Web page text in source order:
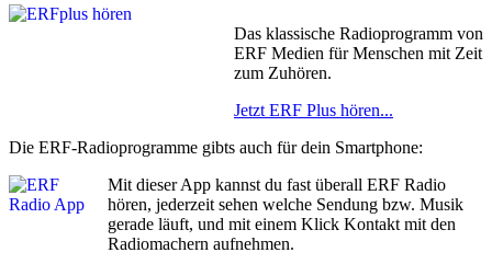
Das klassische Radioprogramm von
ERF Medien für Menschen mit Zeit
zum Zuhören.
Jetzt ERF Plus hören...
Die ERF-Radioprogramme gibts auch für dein Smartphone:
Mit dieser App kannst du fast überall ERF Radio
hören, jederzeit sehen welche Sendung bzw. Musik
gerade läuft, und mit einem Klick Kontakt mit den
Radiomachern aufnehmen.